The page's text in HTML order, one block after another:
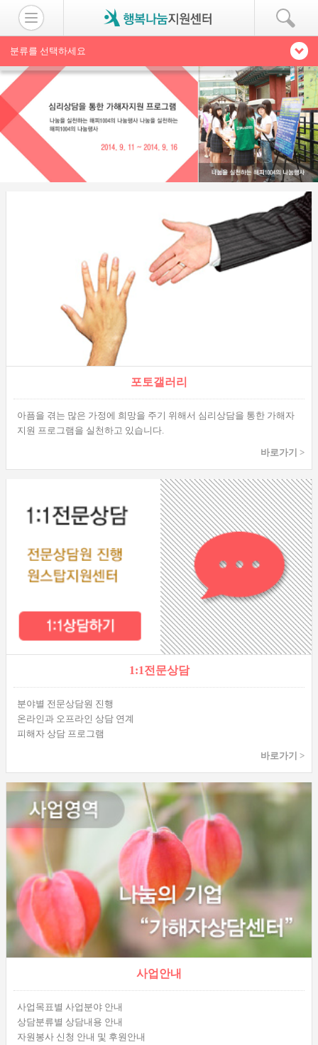
분류를 선택하세요
포토갤러리
아픔을 겪는 많은 가정에 희망을 주기 위해서 심리상담을 통한 가해자
지원 프로그램을 실천하고 있습니다.
바로가기 >
1:1전문상담
분야별 전문상담원 진행
온라인과 오프라인 상담 연계
피해자 상담 프로그램
바로가기 >
사업안내
사업목표별 사업분야 안내
상담분류별 상담내용 안내
자원봉사 신청 안내 및 후원안내